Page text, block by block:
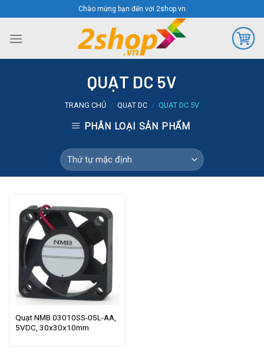
to
content
Chào mừng bạn đến với 2shop.vn
QUẠT DC 5V
TRANG CHỦ / QUẠT DC / QUẠT DC 5V
PHÂN LOẠI SẢN PHẨM
Quạt NMB 03010SS-05L-AA,
5VDC, 30x30x10mm